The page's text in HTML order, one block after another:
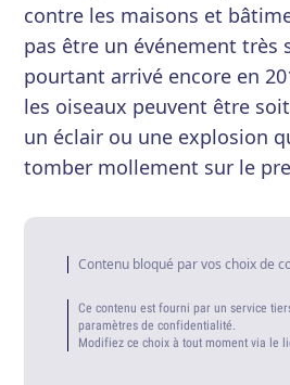
contre les maisons et
pas être un événement très
pourtant arrivé encore en
les oiseaux peuvent être
un éclair ou une explosion
tomber mollement sur le
Contenu bloqué par vos choix de
Ce contenu est fourni par un service
paramètres de confidentialité.
Modifiez ce choix à tout moment via le